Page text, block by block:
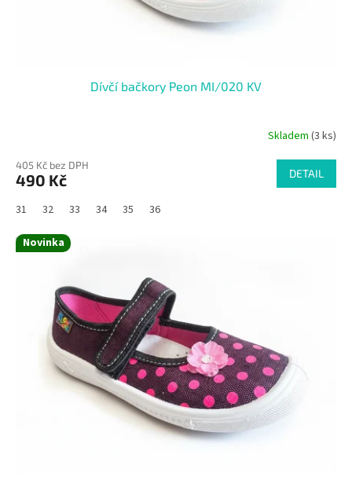
Dívčí bačkory Peon MI/020 KV
Skladem (3 ks)
405 Kč bez DPH
490 Kč DETAIL
31 32 33 34 35 36
Novinka